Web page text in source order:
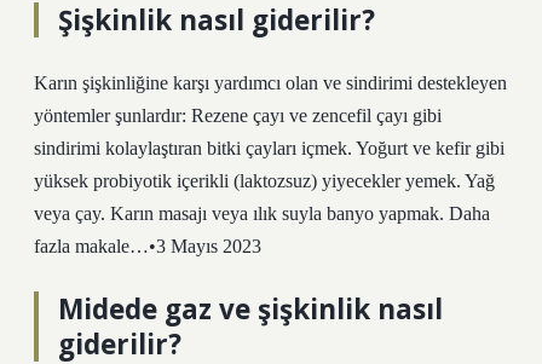
Şişkinlik nasıl giderilir?
Karın şişkinliğine karşı yardımcı olan ve sindirimi destekleyen
yöntemler şunlardır: Rezene çayı ve zencefil çayı gibi
sindirimi kolaylaştıran bitki çayları içmek. Yoğurt ve kefir gibi
yüksek probiyotik içerikli (laktozsuz) yiyecekler yemek. Yağ
veya çay. Karın masajı veya ılık suyla banyo yapmak. Daha
fazla makale…•3 Mayıs 2023
Midede gaz ve şişkinlik nasıl
giderilir?